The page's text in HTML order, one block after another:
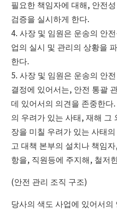
필요한 책임자에 대해, 안전
검증을 실시하게 한다.
4. 사장 및 임원은 운송의 안
업의 실시 및 관리의 상황을
한다.
5. 사장 및 임원은 운송의 안
결정에 있어서는, 안전 통괄
데 있어서의 의견을 존중한
의 우려가 있는 사태, 재해 그
장을 미칠 우려가 있는 사태
고 대책 본부의 설치나 책임
항을, 직원등에 주지해, 철저
(안전 관리 조직 구조)
당사의 색도 사업에 있어서